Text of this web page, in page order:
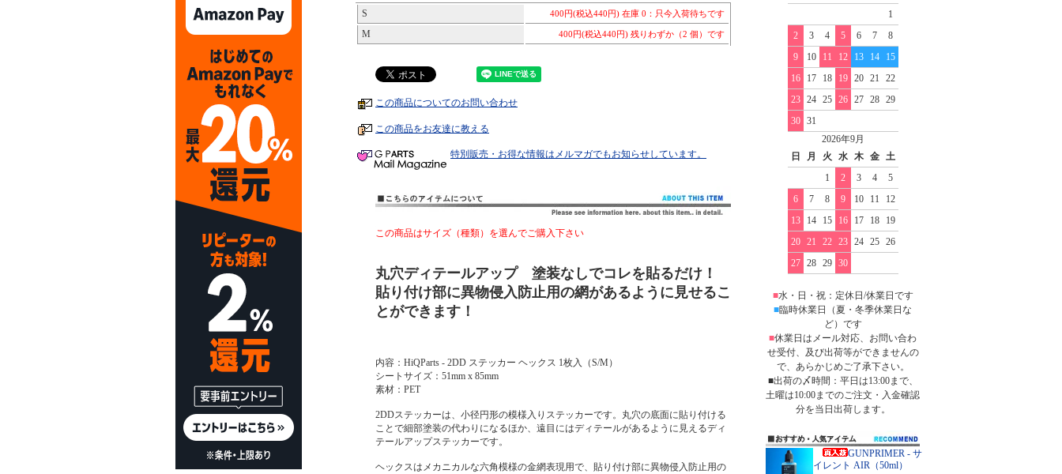
S
400円(税込440円) 在庫 0：只今入荷待ちです
M 400円(税込440円) 残りわずか（2 個）です
この商品についてのお問い合わせ
この商品をお友達に教える
特別販売・お得な情報はメルマガでもお知らせしています。
この商品はサイズ（種類）を選んでご購入下さい
丸穴ディテールアップ 塗装なしでコレを貼るだけ！
貼り付け部に異物侵入防止用の網があるように見せるこ
とができます！
内容：HiQParts - 2DD ステッカー ヘックス 1枚入（S/M）
シートサイズ：51mm x 85mm
素材：PET
2DDステッカーは、小径円形の模様入りステッカーです。丸穴の底面に貼り付ける
ことで細部塗装の代わりになるほか、遠目にはディテールがあるように見えるディ
テールアップステッカーです。
ヘックスはメカニカルな六角模様の金網表現用で、貼り付け部に異物侵入防止用の
1
2
3 4 5 6 7
8
9
10 11 12 13 14
15
16
17 18 19 20 21
22
23
24 25 26 27 28
29
30
31
2026年9月
日
月 火 水 木 金
土
1
2 3 4
5
6
7 8 9 10 11
12
13
14 15 16 17 18
19
20
21 22 23 24 25
26
27
28 29 30
■水・日・祝：定休日/休業日です
■臨時休業日（夏・冬季休業日な
ど）です
■休業日はメール対応、お問い合わ
せ受付、及び出荷等ができませんの
で、あらかじめご了承下さい。
■出荷の〆時間：平日は13:00まで、
土曜は10:00までのご注文・入金確認
分を当日出荷します。
GUNPRIMER - サ
イレント AIR（50ml）